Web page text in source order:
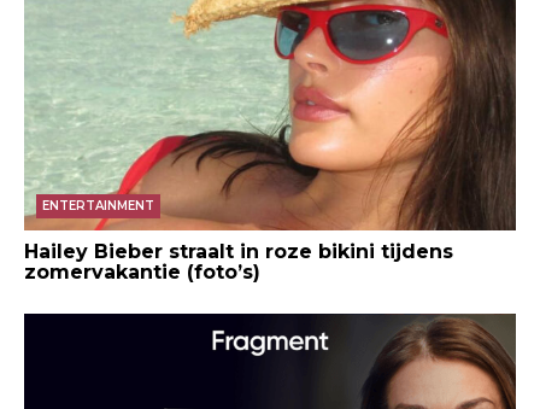
ENTERTAINMENT
Hailey Bieber straalt in roze bikini tijdens
zomervakantie (foto’s)